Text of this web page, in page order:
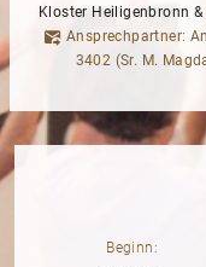
Kloster Heiligenbronn
Ansprechpartner:
3402 (Sr. M.
Beginn: